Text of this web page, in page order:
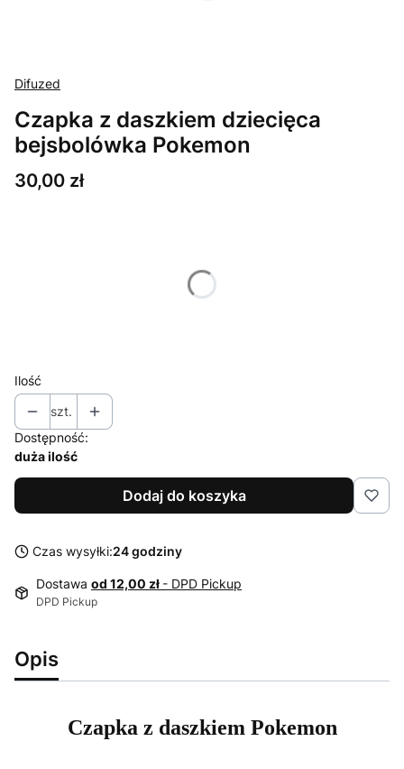
Difuzed
Czapka z daszkiem dziecięca
bejsbolówka Pokemon
Cena
30,00 zł
Ilość
szt.
Dostępność:
duża ilość
Dodaj do koszyka
Czas wysyłki:24 godziny
Dostawa od 12,00 zł - DPD Pickup
DPD Pickup
Opis
Czapka z daszkiem Pokemon